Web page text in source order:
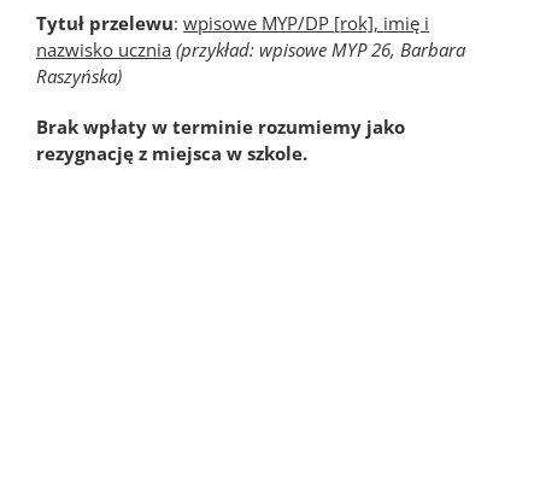
Tytuł przelewu: wpisowe MYP/DP [rok], imię i
nazwisko ucznia (przykład: wpisowe MYP 26, Barbara
Raszyńska)
Brak wpłaty w terminie rozumiemy jako
rezygnację z miejsca w szkole.